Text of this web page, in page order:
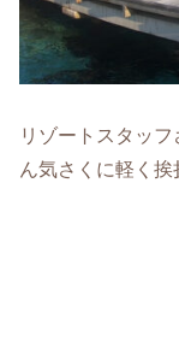
リゾートスタッ
ん気さくに軽く挨